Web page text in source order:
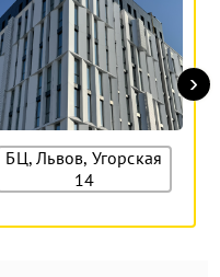
БЦ, Львов, Угорская
14
›